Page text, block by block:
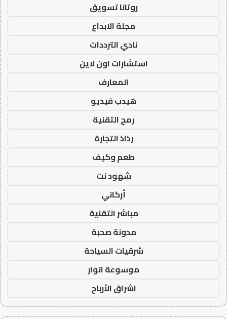
روتانا تسويق
مجلة الابداع
نادي الترددات
استشارات اون لاين
المعارف
هيدب فيديو
رمح التقنية
رذاذ التجارة
طعم وكيف
شهود نت
أركاني
مباشر التقنية
مدونة صحبة
شرقيات السياحة
موسوعة انوار
اشراق الأرباح